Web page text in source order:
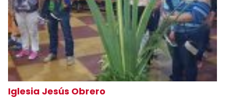
Iglesia Jesús Obrero